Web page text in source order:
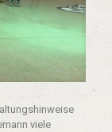
viele